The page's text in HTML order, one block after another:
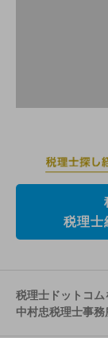
税理士
税理士ドットコム
中村忠税理士事